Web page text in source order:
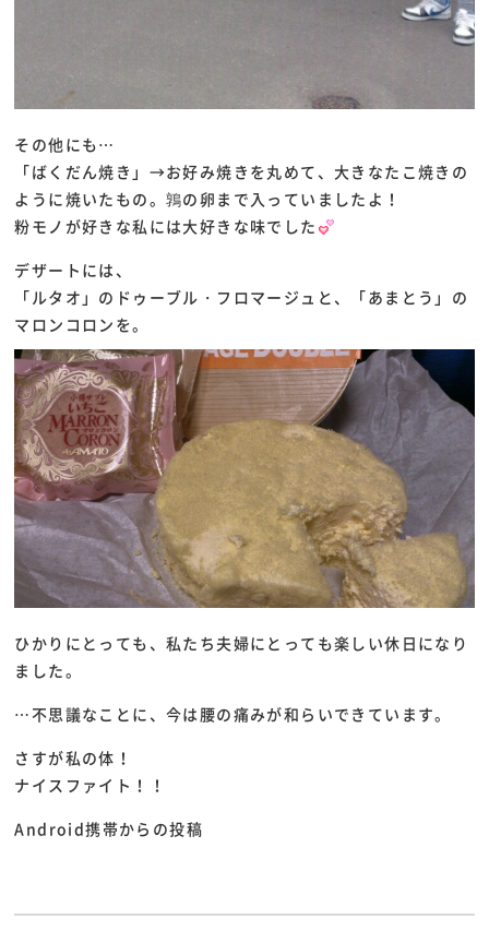
その他にも…
「ばくだん焼き」→お好み焼きを丸めて、大きなたこ焼きの
ように焼いたもの。鶉の卵まで入っていましたよ！
粉モノが好きな私には大好きな味でした
デザートには、
「ルタオ」のドゥーブル・フロマージュと、「あまとう」の
マロンコロンを。
ひかりにとっても、私たち夫婦にとっても楽しい休日になり
ました。
…不思議なことに、今は腰の痛みが和らいできています。
さすが私の体！
ナイスファイト！！
Android携帯からの投稿